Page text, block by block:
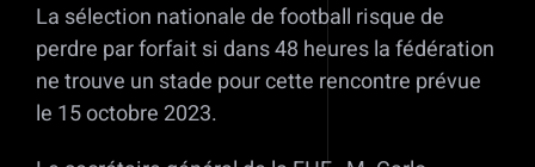
La sélection nationale de football risque de
perdre par forfait si dans 48 heures la fédération
ne trouve un stade pour cette rencontre prévue
le 15 octobre 2023.